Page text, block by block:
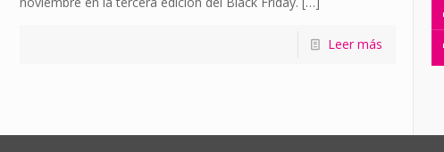
Leer más